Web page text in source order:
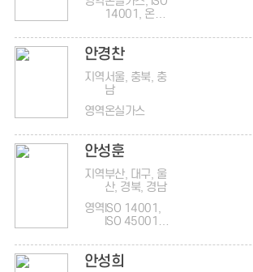
14001, 온실
질
안경찬
지역서울, 충북, 충
남
영역온실가스
안성훈
지역부산, 대구, 울
산, 경북, 경남
영역ISO 14001,
ISO 45001,
건, 노동
안성희